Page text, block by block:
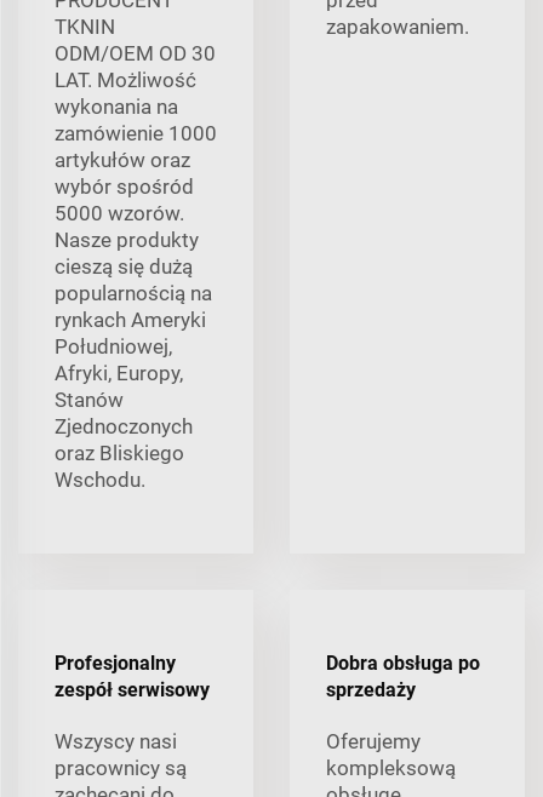
TKNIN
ODM/OEM OD 30
LAT. Możliwość
wykonania na
zamówienie 1000
artykułów oraz
wybór spośród
5000 wzorów.
Nasze produkty
cieszą się dużą
popularnością na
rynkach Ameryki
Południowej,
Afryki, Europy,
Stanów
Zjednoczonych
oraz Bliskiego
Wschodu.
zapakowaniem.
Profesjonalny
zespół serwisowy
Wszyscy nasi
pracownicy są
Dobra obsługa po
sprzedaży
Oferujemy
kompleksową